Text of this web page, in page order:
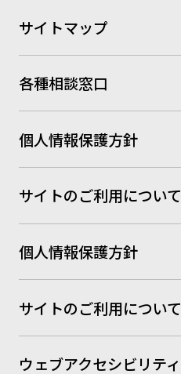
サイトマップ
各種相談窓口
個人情報保護方針
サイトのご利用について
個人情報保護方針
サイトのご利用について
ウェブアクセシビリティ